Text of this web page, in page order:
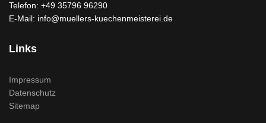
Telefon: +49 35796 96290
E-Mail: info@muellers-kuechenmeisterei.de
Links
Impressum
Datenschutz
Sitemap